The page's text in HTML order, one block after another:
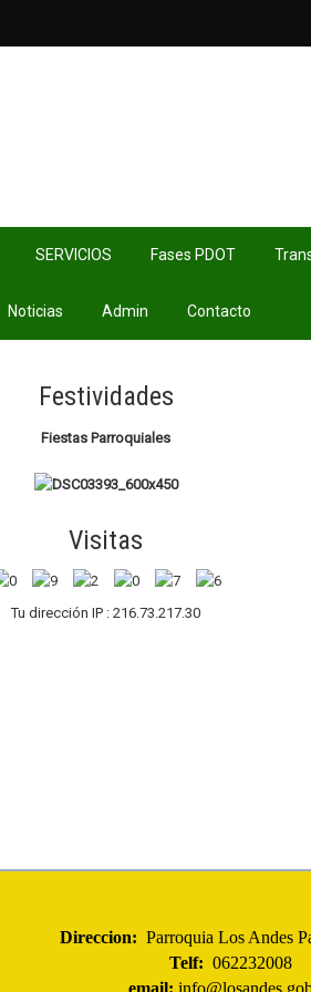
SERVICIOS Fases PDOT
Noticias Admin Contacto
Festividades
Fiestas Parroquiales
Visitas
Tu dirección IP : 216.73.217.30
Direccion: Parroquia Los Andes
Telf: 062232008
email: